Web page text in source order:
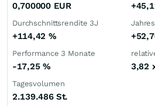
0,700000 EUR
Durchschnittsrendite 3J
+114,42 %
Performance 3 Monate
-17,25 % 3,82
Tagesvolumen
2.139.486 St.